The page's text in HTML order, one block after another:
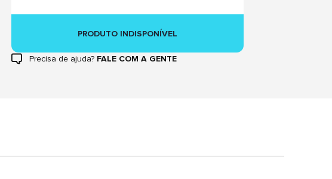
PRODUTO INDISPONÍVEL
Precisa de ajuda? FALE COM A GENTE